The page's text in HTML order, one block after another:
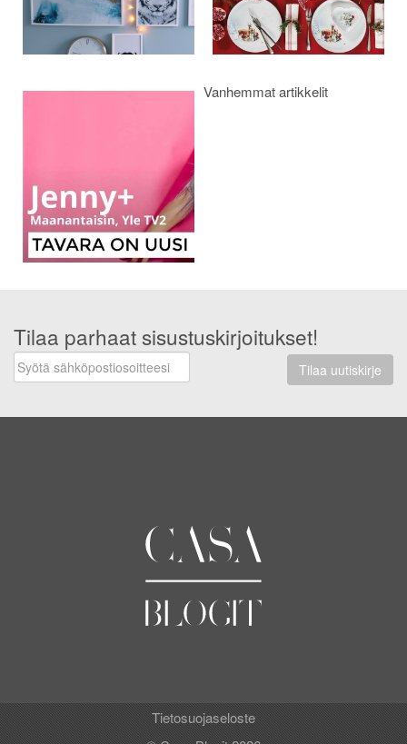
Vanhemmat artikkelit
Tilaa parhaat sisustuskirjoitukset!
Tilaa uutiskirje
Tietosuojaseloste